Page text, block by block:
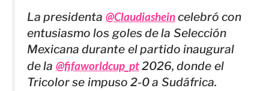
La presidenta @Claudiasheincelebró con
entusiasmo los goles de la Selección
Mexicana durante el partido inaugural
de la @fifaworldcup_pt2026, donde el
Tricolor se impuso 2-0 a Sudáfrica.